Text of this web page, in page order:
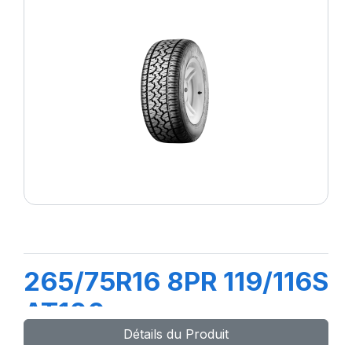
265/75R16 8PR 119/116S
AT100
Détails du Produit